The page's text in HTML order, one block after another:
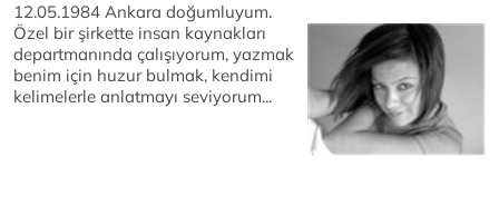
12.05.1984 Ankara doğumluyum.
Özel bir şirkette insan kaynakları
departmanında çalışıyorum, yazmak
benim için huzur bulmak, kendimi
kelimelerle anlatmayı seviyorum...